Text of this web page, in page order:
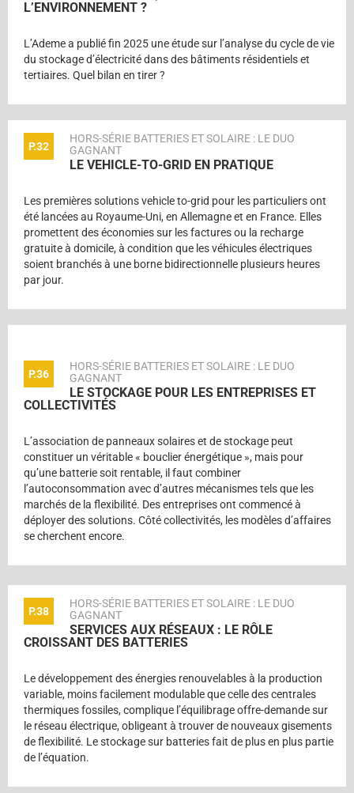
L’ENVIRONNEMENT ?
L’Ademe a publié fin 2025 une étude sur l’analyse du cycle de vie
du stockage d’électricité dans des bâtiments résidentiels et
tertiaires. Quel bilan en tirer ?
P.32
HORS-SÉRIE BATTERIES ET SOLAIRE : LE DUO
GAGNANT
LE VEHICLE-TO-GRID EN PRATIQUE
Les premières solutions vehicle to-grid pour les particuliers ont
été lancées au Royaume-Uni, en Allemagne et en France. Elles
promettent des économies sur les factures ou la recharge
gratuite à domicile, à condition que les véhicules électriques
soient branchés à une borne bidirectionnelle plusieurs heures
par jour.
P.36
HORS-SÉRIE BATTERIES ET SOLAIRE : LE DUO
GAGNANT
LE STOCKAGE POUR LES ENTREPRISES ET
COLLECTIVITÉS
L’association de panneaux solaires et de stockage peut
constituer un véritable « bouclier énergétique », mais pour
qu’une batterie soit rentable, il faut combiner
l’autoconsommation avec d’autres mécanismes tels que les
marchés de la flexibilité. Des entreprises ont commencé à
déployer des solutions. Côté collectivités, les modèles d’affaires
se cherchent encore.
P.38
HORS-SÉRIE BATTERIES ET SOLAIRE : LE DUO
GAGNANT
SERVICES AUX RÉSEAUX : LE RÔLE
CROISSANT DES BATTERIES
Le développement des énergies renouvelables à la production
variable, moins facilement modulable que celle des centrales
thermiques fossiles, complique l’équilibrage offre-demande sur
le réseau électrique, obligeant à trouver de nouveaux gisements
de flexibilité. Le stockage sur batteries fait de plus en plus partie
de l’équation.